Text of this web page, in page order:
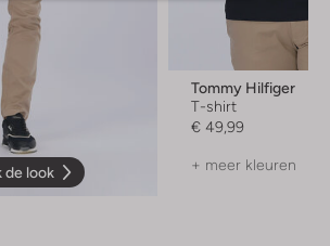
de look
Tommy Hilfiger
T-shirt
€ 49,99
+ meer kleuren